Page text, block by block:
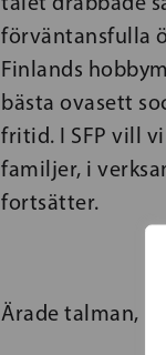
förväntansfulla
Finlands
bästa ovasett
fritid. I SFP vill
familjer, i
fortsätter.
Ärade talman,